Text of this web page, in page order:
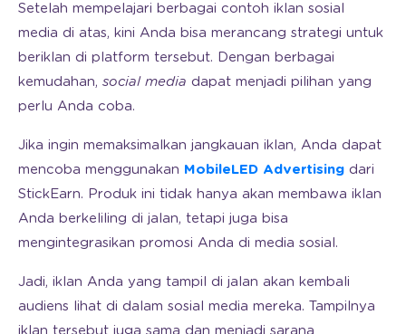
Setelah mempelajari berbagai contoh iklan sosial
media di atas, kini Anda bisa merancang strategi untuk
beriklan di platform tersebut. Dengan berbagai
kemudahan, social media dapat menjadi pilihan yang
perlu Anda coba.
Jika ingin memaksimalkan jangkauan iklan, Anda dapat
mencoba menggunakan MobileLED Advertising dari
StickEarn. Produk ini tidak hanya akan membawa iklan
Anda berkeliling di jalan, tetapi juga bisa
mengintegrasikan promosi Anda di media sosial.
Jadi, iklan Anda yang tampil di jalan akan kembali
audiens lihat di dalam sosial media mereka. Tampilnya
iklan tersebut juga sama dan menjadi sarana